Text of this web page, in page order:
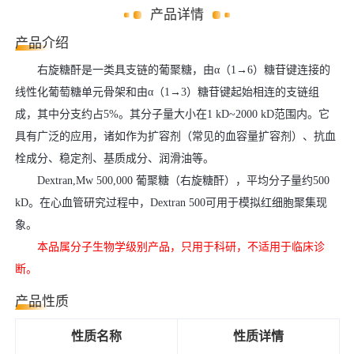
产品详情
产品介绍
右旋糖酐是一类具支链的葡聚糖，由α（1→6）糖苷键连接的
线性化葡萄糖单元骨架和由α（1→3）糖苷键起始相连的支链组
成，其中分支约占5%。其分子量大小在1 kD~2000 kD范围内。它
具有广泛的应用，诸如作为扩容剂（常见的血容量扩容剂）、抗血
栓成分、稳定剂、基质成分、润滑油等。
Dextran,Mw 500,000 葡聚糖（右旋糖酐），平均分子量约500
kD。在心血管研究过程中，Dextran 500可用于模拟红细胞聚集现
象。
本品属分子生物学级别产品，只用于科研，不适用于临床诊
断。
产品性质
性质名称 性质详情